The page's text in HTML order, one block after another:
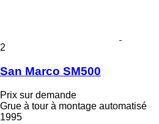
2
San Marco SM500
Prix sur demande
Grue à tour à montage automatisé
1995